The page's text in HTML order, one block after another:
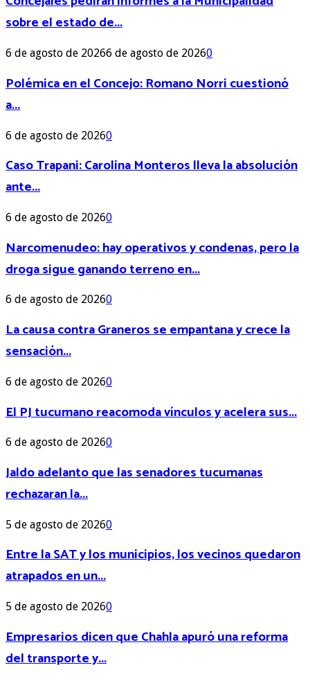
sobre el estado de...
6 de agosto de 20266 de agosto de 20260
Polémica en el Concejo: Romano Norri cuestionó
a...
6 de agosto de 20260
Caso Trapani: Carolina Monteros lleva la absolución
ante...
6 de agosto de 20260
Narcomenudeo: hay operativos y condenas, pero la
droga sigue ganando terreno en...
6 de agosto de 20260
La causa contra Graneros se empantana y crece la
sensación...
6 de agosto de 20260
El PJ tucumano reacomoda vínculos y acelera sus...
6 de agosto de 20260
Jaldo adelanto que las senadores tucumanas
rechazaran la...
5 de agosto de 20260
Entre la SAT y los municipios, los vecinos quedaron
atrapados en un...
5 de agosto de 20260
Empresarios dicen que Chahla apuró una reforma
del transporte y...